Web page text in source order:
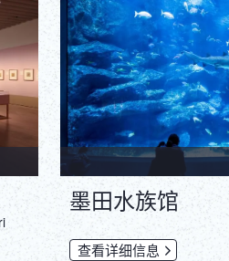
墨田水族馆
查看详细信息